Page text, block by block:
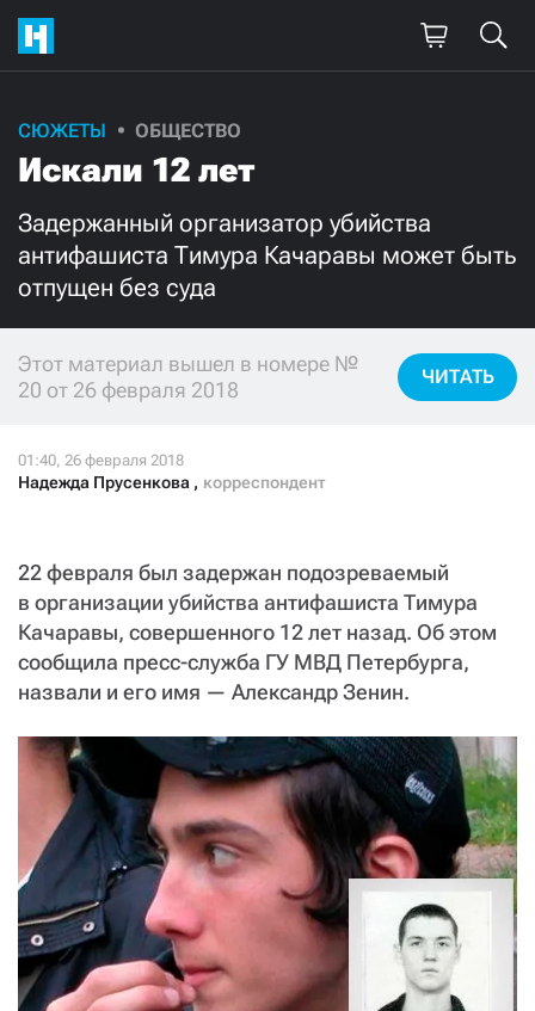
СЮЖЕТЫ ОБЩЕСТВО
Искали 12 лет
Задержанный организатор убийства
антифашиста Тимура Качаравы может быть
отпущен без суда
Этот материал вышел в номере №
20 от 26 февраля 2018
ЧИТАТЬ
Надежда Прусенкова , корреспондент
22 февраля был задержан подозреваемый
в организации убийства антифашиста Тимура
Качаравы, совершенного 12 лет назад. Об этом
сообщила пресс-служба ГУ МВД Петербурга,
назвали и его имя — ​Александр Зенин.
Поддержите
нашу работу!
Ежемесячно Разово
3000
500
Нажимая кнопку «Стать соучастником»,
ПОДЕЛИТЬСЯ С ДРУЗЬЯМИ
Если у вас есть вопросы, пишите donate@novayagazeta.ruили
звоните:
+7 (929) 612-03-68